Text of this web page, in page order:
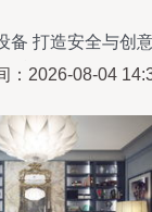
备 打造安全与创
施工程服务
：2026-08-04